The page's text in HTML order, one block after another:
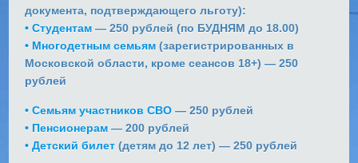
документа, подтверждающего льготу):
•Студентам — 250 рублей (по БУДНЯМ до 18.00)
• Многодетным семьям (зарегистрированных в
Московской области, кроме сеансов 18+) — 250
рублей
•Cемьям участников СВО — 250 рублей
• Пенсионерам — 200 рублей
•Детский билет (детям до 12 лет) — 250 рублей